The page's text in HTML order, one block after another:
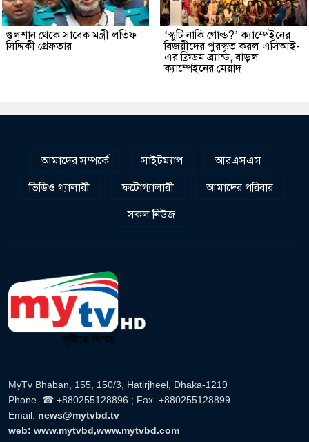
গুলশান থেকে সাবেক মন্ত্রী লতিফ
সিদ্দিকী গ্রেফতার
‘স্কুটি নাকি গোল্ড?’ ক্যাম্পেইনের
বিজয়ীদের পুরস্কৃত করল এসিআই-
এর ফ্রিডম ব্র্যান্ড, বাড়ল
ক্যাম্পেইনের মেয়াদ
আমাদের সম্পর্কে সাইটম্যাপ
আরএসএস
ভিডিও গ্যালারী
ফটোগ্যালারী
আমাদের পরিবার
সকল নিউজ
MyTv Bhaban, 155, 150/3, Hatirjheel, Dhaka-1219
Phone. ☎ +880255128896 ; Fax. +880255128899
Email. news@mytvbd.tv
web: www.mytvbd,www.mytvbd.com